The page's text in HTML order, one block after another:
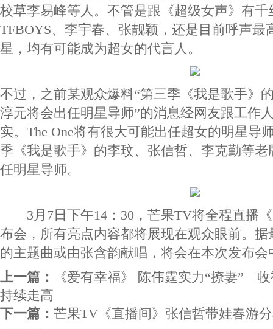
校草李易峰等人。不管是跟《超级女声》有千
TFBOYS、李宇春、张靓颖，还是目前呼声最
星，均有可能成为超女的代言人。
不过，之前某观众爆料“第三季《我是歌手》
淳元将会出任明星导师”的消息经网友跟工作
实。The One将有很大可能出任超女的明星导
季《我是歌手》的李玟、张信哲、李克勤等
任明星导师。
3月7日下午14：30，芒果TV将全程直播
布会，所有亮点内容都将展现在观众眼前。
的主题曲或由张含韵献唱，将会在本次发布会
上一篇：
《爱有幸福》 陈伟霆实力“撩妻”
持续走高
下一篇： 芒果TV《直播间》张信哲带娃春游